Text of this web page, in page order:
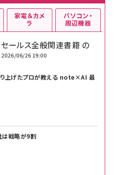
ールス全般関連書籍 の
2026/06/26 19:00
上げたプロが教える note×AI 最
は戦略が9割
家電＆カメ
ラ
パソコン・
周辺機器